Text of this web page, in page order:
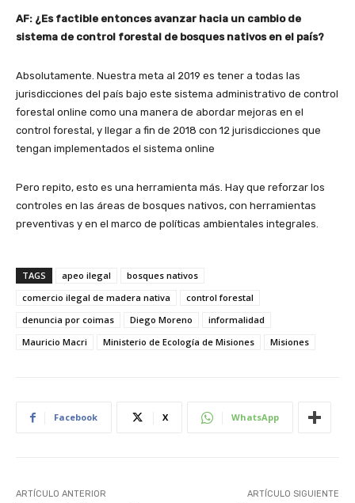
AF: ¿Es factible entonces avanzar hacia un cambio de
sistema de control forestal de bosques nativos en el país?
Absolutamente. Nuestra meta al 2019 es tener a todas las
jurisdicciones del país bajo este sistema administrativo de control
forestal online como una manera de abordar mejoras en el
control forestal, y llegar a fin de 2018 con 12 jurisdicciones que
tengan implementados el sistema online
Pero repito, esto es una herramienta más. Hay que reforzar los
controles en las áreas de bosques nativos, con herramientas
preventivas y en el marco de políticas ambientales integrales.
TAGS apeo ilegal
bosques nativos
comercio ilegal de madera nativa
control forestal
denuncia por coimas
Diego Moreno
informalidad
Mauricio Macri
Ministerio de Ecología de Misiones Misiones
Facebook X WhatsApp
ARTÍCULO ANTERIOR ARTÍCULO SIGUIENTE